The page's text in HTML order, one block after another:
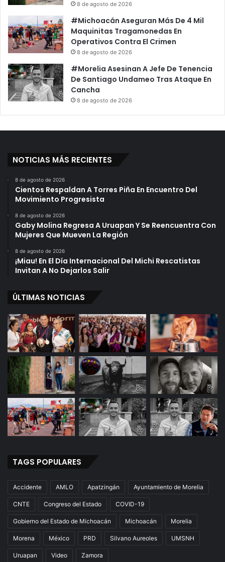
8 de agosto de 2026
#Michoacán Aseguran Más De 4 Mil
Maquinitas Tragamonedas En
Operativos Contra El Crimen
8 de agosto de 2026
#Morelia Asesinan A Jefe De Tenencia
De Santiago Undameo Tras Ataque En
Cancha
8 de agosto de 2026
NOTICIAS MÁS RECIENTES
8 de agosto de 2026
Cientos Respaldan A Torres Piña En Encuentro Del
Movimiento Progresista
8 de agosto de 2026
Gaby Molina Regresa A Uruapan Y Se Reencuentra Con
Mujeres Que Mueven La Región
8 de agosto de 2026
¡Miau! En El Día Internacional Del Michi Rescatistas
Invitan A No Dejarlos Salir
ÚLTIMAS NOTICIAS
TAGS POPULARES
Accidente AMLO Apatzingán Ayuntamiento de Morelia
CNTE Congreso del Estado COVID-19
Gobierno del Estado de Michoacán Michoacán Morelia
Morena México PRD Silvano Aureoles UMSNH
Uruapan Video Zamora